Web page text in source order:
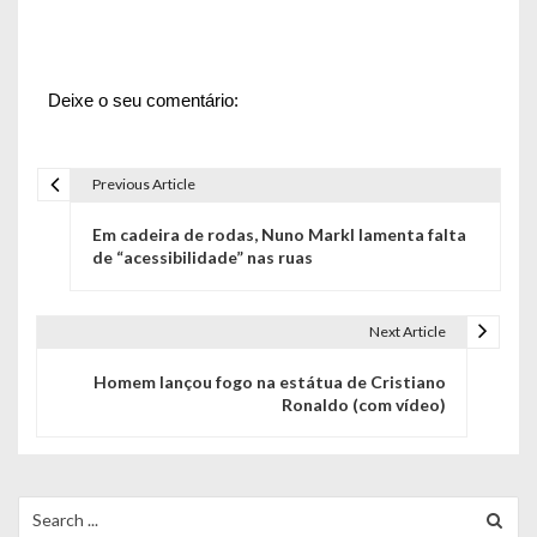
Deixe o seu comentário:
ã
Previous Article
Em cadeira de rodas, Nuno Markl lamenta falta
de “acessibilidade” nas ruas
Next Article
Homem lançou fogo na estátua de Cristiano
Ronaldo (com vídeo)
for: